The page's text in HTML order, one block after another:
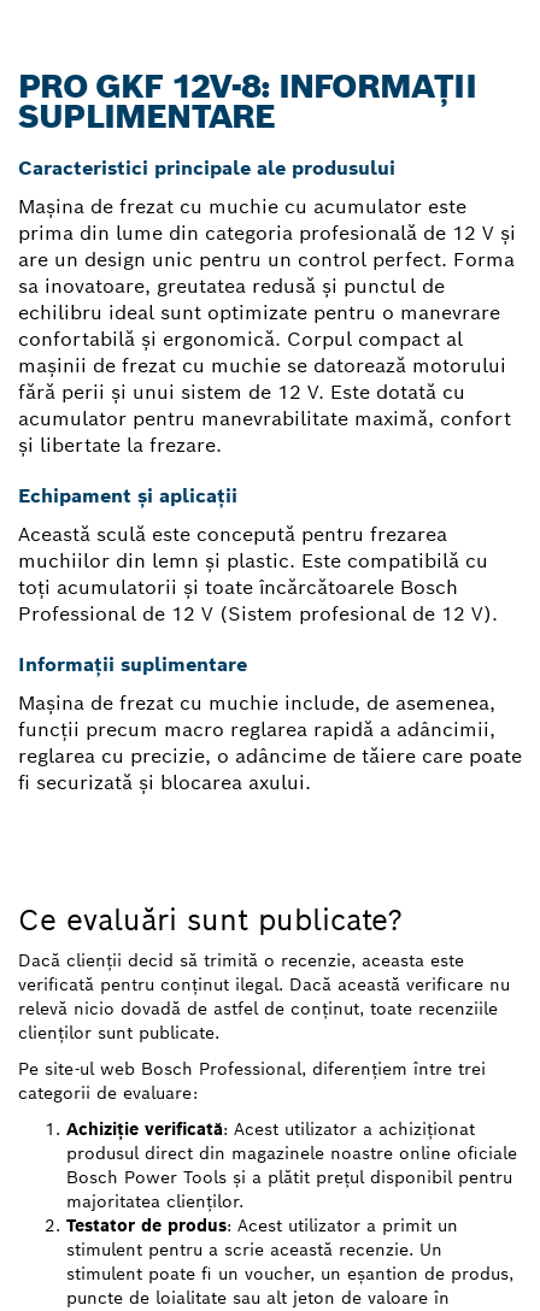
PRO GKF 12V-8: INFORMAȚII
SUPLIMENTARE
Caracteristici principale ale produsului
Maşina de frezat cu muchie cu acumulator este
prima din lume din categoria profesională de 12 V şi
are un design unic pentru un control perfect. Forma
sa inovatoare, greutatea redusă şi punctul de
echilibru ideal sunt optimizate pentru o manevrare
confortabilă şi ergonomică. Corpul compact al
maşinii de frezat cu muchie se datorează motorului
fără perii şi unui sistem de 12 V. Este dotată cu
acumulator pentru manevrabilitate maximă, confort
şi libertate la frezare.
Echipament și aplicații
Această sculă este concepută pentru frezarea
muchiilor din lemn şi plastic. Este compatibilă cu
toţi acumulatorii şi toate încărcătoarele Bosch
Professional de 12 V (Sistem profesional de 12 V).
Informații suplimentare
Maşina de frezat cu muchie include, de asemenea,
funcţii precum macro reglarea rapidă a adâncimii,
reglarea cu precizie, o adâncime de tăiere care poate
fi securizată şi blocarea axului.
Ce evaluări sunt publicate?
Dacă clienții decid să trimită o recenzie, aceasta este
verificată pentru conținut ilegal. Dacă această verificare nu
relevă nicio dovadă de astfel de conținut, toate recenziile
clienților sunt publicate.
Pe site-ul web Bosch Professional, diferențiem între trei
categorii de evaluare:
Achiziție verificată: Acest utilizator a achiziționat
produsul direct din magazinele noastre online oficiale
Bosch Power Tools și a plătit prețul disponibil pentru
majoritatea clienților.
Testator de produs: Acest utilizator a primit un
stimulent pentru a scrie această recenzie. Un
stimulent poate fi un voucher, un eșantion de produs,
puncte de loialitate sau alt jeton de valoare în